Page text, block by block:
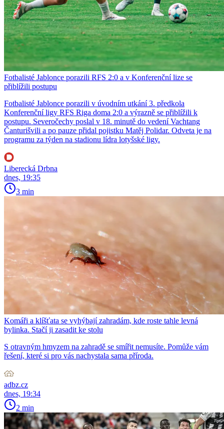
Fotbalisté Jablonce porazili RFS 2:0 a v Konferenční lize se
přiblížili postupu
Fotbalisté Jablonce porazili v úvodním utkání 3. předkola
Konferenční ligy RFS Riga doma 2:0 a výrazně se přiblížili k
postupu. Severočechy poslal v 18. minutě do vedení Vachtang
Čanturišvili a po pauze přidal pojistku Matěj Polidar. Odveta je na
programu za týden na stadionu lídra lotyšské ligy.
Liberecká Drbna
dnes, 19:35
3 min
Komáři a klíšťata se vyhýbají zahradám, kde roste tahle levná
bylinka. Stačí ji zasadit ke stolu
S otravným hmyzem na zahradě se smířit nemusíte. Pomůže vám
řešení, které si pro vás nachystala sama příroda.
adbz.cz
dnes, 19:34
2 min